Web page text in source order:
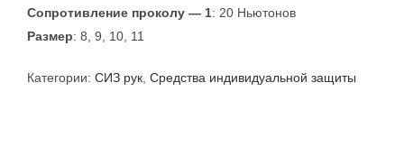
Сопротивление проколу — 1: 20 Ньютонов
Размер: 8, 9, 10, 11
Категории: СИЗ рук Средства индивидуальной защиты